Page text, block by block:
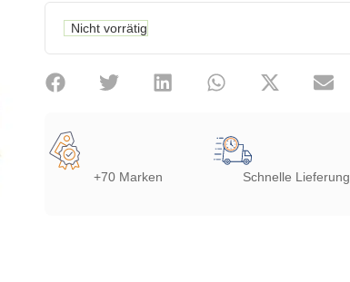
Nicht vorrätig
+70 Marken Schnelle Lieferung